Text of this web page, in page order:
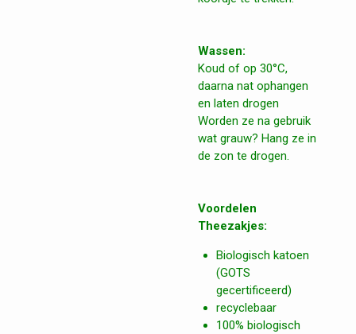
Wassen:
Koud of op 30°C,
daarna nat ophangen
en laten drogen
Worden ze na gebruik
wat grauw? Hang ze in
de zon te drogen.
Voordelen
Theezakjes:
Biologisch katoen
(GOTS
gecertificeerd)
recyclebaar
100% biologisch